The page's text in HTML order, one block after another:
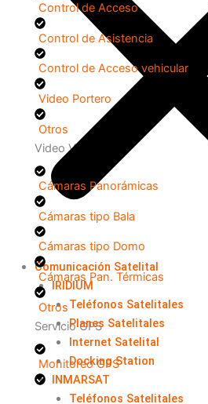
Control de Acceso
⁠Control de Asistencia
Control de Acceso vehicular
Video Portero
Otros
Video Vigilancia
Cámaras Panorámicas
Cámaras tipo Bala
Cámaras tipo Domo
Cámaras Pan. Térmicas
Otros
Servicio GPS
Monitoreo GPS
Comunicación Satelital
IRIDIUM
Teléfonos Satelitales
Planes Satelitales
Internet Satelital
Docking Station
INMARSAT
Teléfonos Satelitales